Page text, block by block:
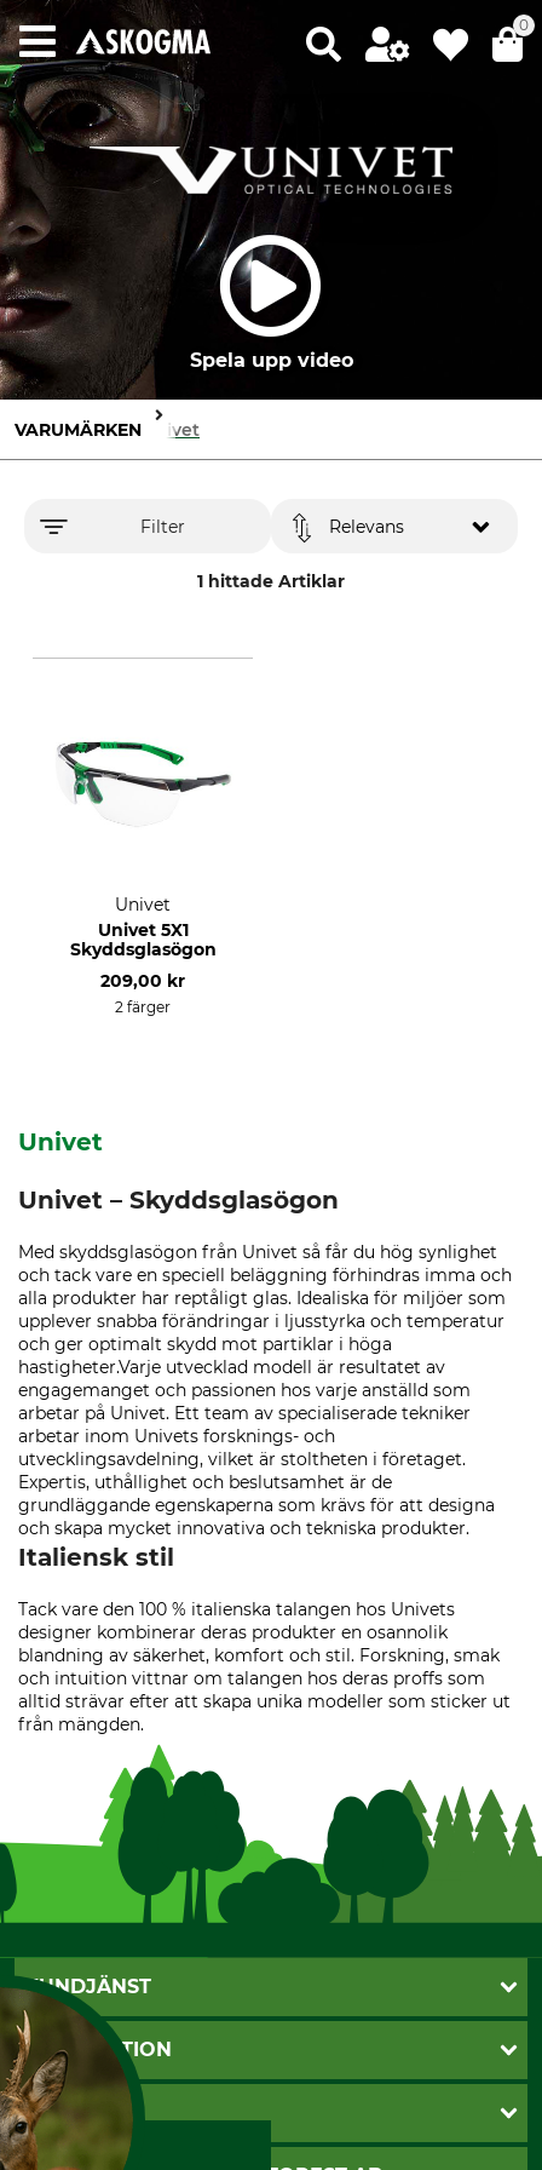
0
Spela upp video
VARUMÄRKEN Univet
Filter
1 hittade Artiklar
Relevans
Univet
Univet 5X1
Skyddsglasögon
209,00 kr
2 färger
Univet
Univet – Skyddsglasögon
Med skyddsglasögon från Univet så får du hög synlighet
och tack vare en speciell beläggning förhindras imma och
alla produkter har reptåligt glas. Idealiska för miljöer som
upplever snabba förändringar i ljusstyrka och temperatur
och ger optimalt skydd mot partiklar i höga
hastigheter.Varje utvecklad modell är resultatet av
engagemanget och passionen hos varje anställd som
arbetar på Univet. Ett team av specialiserade tekniker
arbetar inom Univets forsknings- och
utvecklingsavdelning, vilket är stoltheten i företaget.
Expertis, uthållighet och beslutsamhet är de
grundläggande egenskaperna som krävs för att designa
och skapa mycket innovativa och tekniska produkter.
Italiensk stil
Tack vare den 100 % italienska talangen hos Univets
designer kombinerar deras produkter en osannolik
blandning av säkerhet, komfort och stil. Forskning, smak
och intuition vittnar om talangen hos deras proffs som
alltid strävar efter att skapa unika modeller som sticker ut
från mängden.
KUNDJÄNST
Öppettider
Kundtjänst
Vanliga frågor
Kontakt
Cookie-inställningar
INFORMATION
Butik Vansbro
Nyhetsbrev
Katalogbeställning
BETALSÄTT